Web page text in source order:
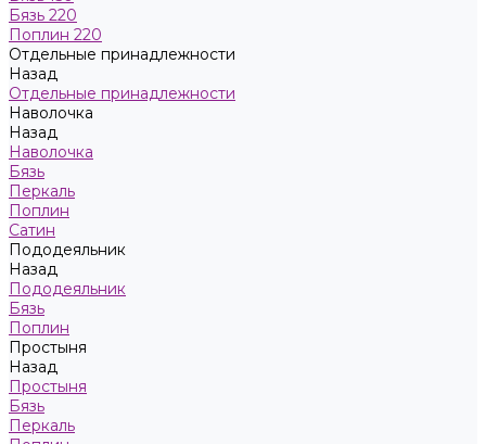
Бязь 220
Поплин 220
Отдельные принадлежности
Назад
Отдельные принадлежности
Наволочка
Назад
Наволочка
Бязь
Перкаль
Поплин
Сатин
Пододеяльник
Назад
Пододеяльник
Бязь
Поплин
Простыня
Назад
Простыня
Бязь
Перкаль